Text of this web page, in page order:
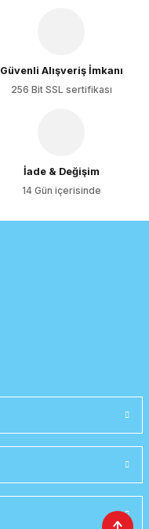
Güvenli Alışveriş İmkanı
256 Bit SSL sertifikası
İade & Değişim
14 Gün içerisinde